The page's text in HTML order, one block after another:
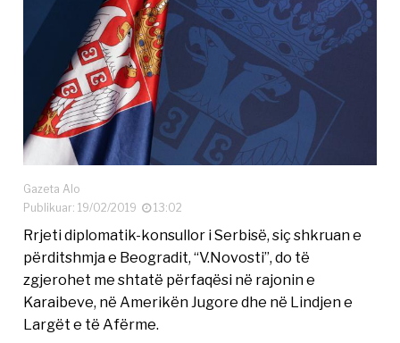
Gazeta Alo
Publikuar: 19/02/2019
13:02
Rrjeti diplomatik-konsullor i Serbisë, siç shkruan e
përditshmja e Beogradit, “V.Novosti”, do të
zgjerohet me shtatë përfaqësi në rajonin e
Karaibeve, në Amerikën Jugore dhe në Lindjen e
Largët e të Afërme.